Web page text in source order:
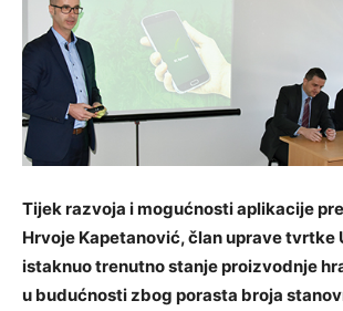
Tijek razvoja i mogućnosti aplikacije
Hrvoje Kapetanović, član uprave tvrtke
istaknuo trenutno stanje proizvodnje
u budućnosti zbog porasta broja